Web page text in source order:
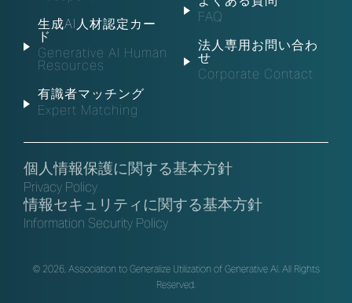
生成AI人材認定カー
ド
Generative AI Human
Resources
有識者マッチング
Expert Matching
FAQ
法人専用お問い合わ
せ
Corporate Contact
個人情報保護に関する基本方針
Privacy Policy
情報セキュリティに関する基本方針
Information Security Policy
© 2026, Association to Generalize Utilization of Generative AI. All Rights
Reserved.